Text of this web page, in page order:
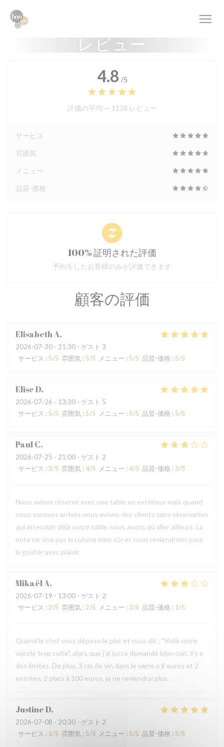
レビュー
顧客の評価
ElisabethA
2026-07-30 - 21:30 - ゲスト 3
サービス : 5/5 雰囲気 : 5/5 メニュー : 5/5 品質-価格 : 5/5
EliseD
2026-07-26 - 13:30 - ゲスト 5
サービス : 5/5 雰囲気 : 5/5 メニュー : 5/5 品質-価格 : 5/5
PaulC
2026-07-25 - 21:00 - ゲスト 2
サービス : 3/5 雰囲気 : 4/5 メニュー : 4/5 品質-価格 : 3/5
Nous avions réservé avec une table en extérieur mais quand
nous sommes arrivés nous avions des clients sans réservation
qui attendait déjà notre table, nous avons dû aller ailleurs. La
note ne vise pas la cuisine bien sûr et nous reviendrons pour
la goûter avec plaisir.
MikaëlA
2026-07-19 - 13:00 - ゲスト 2
サービス : 2/5 雰囲気 : 2/5 メニュー : 3/5 品質-価格 : 1/5
Quand le chef vous dépose le plat et vous dit : "Voilà votre
viande trop cuite", alors que j'ai juste demandé bien cuit, il y a
des limites. De plus, 3 cm de vin dans le verre à 8 euros et 2
entrées, 2 plats à 100 euros, je ne reviendrai plus.
JustineD
2026-07-08 - 20:30 - ゲスト 2
サービス : 5/5 雰囲気 : 5/5 メニュー : 5/5 品質-価格 : 5/5
4.8 /5
評価の平均 — 1138 レビュー
サービス
雰囲気
メニュー
品質-価格
100% 証明された評価
予約をしたお客様のみが評価できます